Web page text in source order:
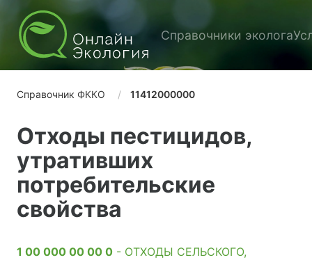
Справочники эколога
Справочник ФККО 11412000000
Отходы пестицидов,
утративших
потребительские
свойства
1 00 000 00 00 0 - ОТХОДЫ СЕЛЬСКОГО,